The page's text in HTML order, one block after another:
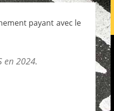
payant avec le
en 2024.